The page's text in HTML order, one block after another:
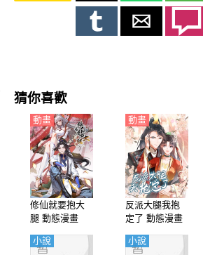
腿上坐好。 滿堂朝臣面面相覷，這是，被
猜你喜歡
修仙就要抱大
腿 動態漫畫
動畫
反派大腿我抱
定了 動態漫畫
動畫
小說 小說